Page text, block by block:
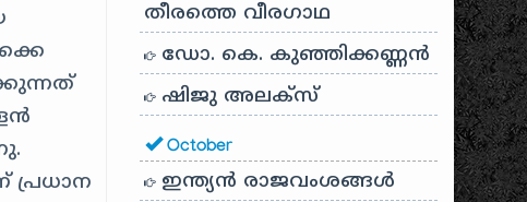
പ്രധാന
തീരത്തെ വീരഗാഥ
ഡോ. കെ. കുഞ്ഞിക്കണ്ണൻ
ഷിജു അലക്സ്
October
ഇന്ത്യൻ രാജവംശങ്ങൾ